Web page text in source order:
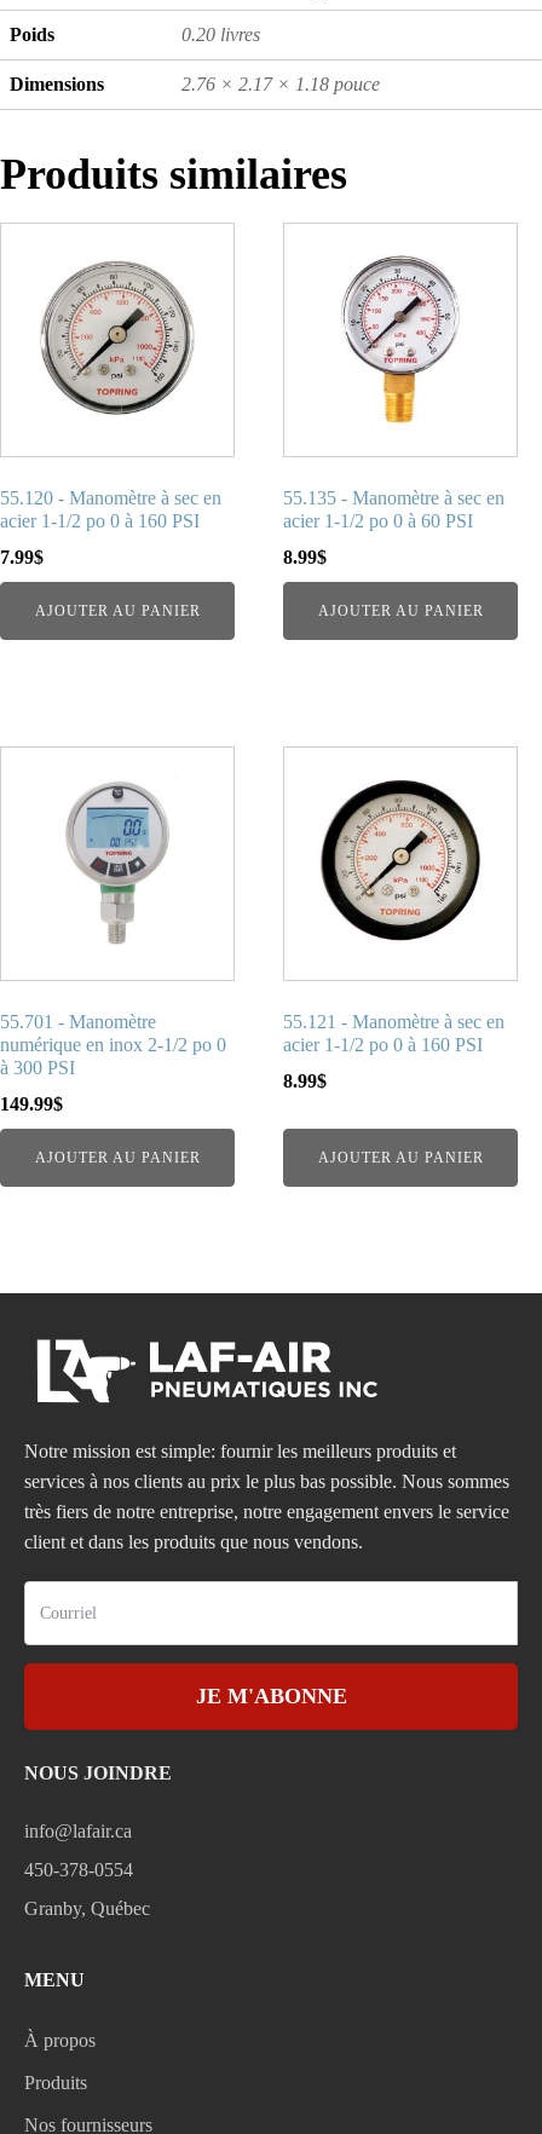
Poids 0.20 livres
Dimensions 2.76 × 2.17 × 1.18 pouce
Produits similaires
55.120 - Manomètre à sec en
acier 1-1/2 po 0 à 160 PSI
7.99$
AJOUTER AU PANIER
55.135 - Manomètre à sec en
acier 1-1/2 po 0 à 60 PSI
8.99$
AJOUTER AU PANIER
55.701 - Manomètre
numérique en inox 2-1/2 po 0
à 300 PSI
149.99$
AJOUTER AU PANIER
55.121 - Manomètre à sec en
acier 1-1/2 po 0 à 160 PSI
8.99$
AJOUTER AU PANIER
Notre mission est simple: fournir les meilleurs produits et
services à nos clients au prix le plus bas possible. Nous sommes
très fiers de notre entreprise, notre engagement envers le service
client et dans les produits que nous vendons.
JE M'ABONNE
NOUS JOINDRE
info@lafair.ca
450-378-0554
Granby, Québec
MENU
À propos
Produits
Nos fournisseurs